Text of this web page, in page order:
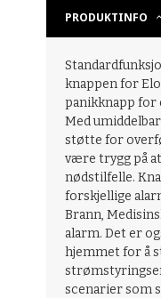
PRODUKTINFO
knappen for
panikknapp for
Med
støtte for
være trygg på
nødstilfelle.
forskjellige
Brann,
alarm. Det er
hjemmet for å
scenarier som